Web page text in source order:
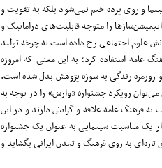
و روی پرده ختم نمی‌شود بلکه به تقویت و
را متوجه قابلیت‌های دراماتیک و
علوم اجتماعی رخ داده است به چرخه تولید
عامه استفاده کرد؛ به این معنی که امروزه
روزمره زندگی به سوژه پژوهش بدل شده است.
رویکرد جشنواره «وارش» را در توجه به
فرهنگ عامه علاقه و گرایش دارند و در این
از یک مناسبت سینمایی به عنوان یک جشنواره
به روی فرهنگ و تمدن ایرانی بگشاید و